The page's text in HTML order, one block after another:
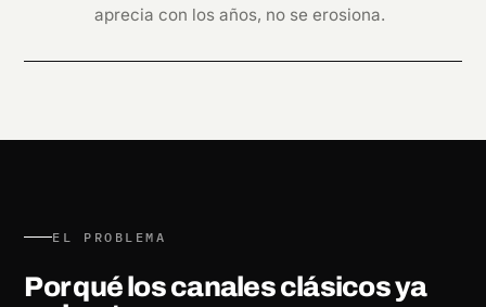
aprecia con los años, no se erosiona.
EL PROBLEMA
Por qué los canales clásicos ya